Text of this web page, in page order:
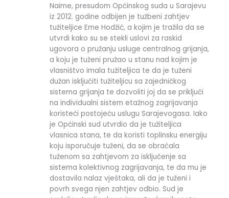
Naime, presudom Općinskog suda u Sarajevu
iz 2012. godine odbijen je tužbeni zahtjev
tužiteljice Eme Hodžić, a kojim je tražila da se
utvrdi kako su se stekli uslovi za raskid
ugovora o pružanju usluge centralnog grijanja,
a koju je tuženi pružao u stanu nad kojim je
vlasništvo imala tužiteljica te da je tuženi
dužan isključiti tužiteljicu sa zajedničkog
sistema grijanja te dozvoliti joj da se priključi
na individualni sistem etažnog zagrijavanja
koristeći postojeću uslugu Sarajevogasa. Iako
je Općinski sud utvrdio da je tužiteljica
vlasnica stana, te da koristi toplinsku energiju
koju isporučuje tuženi, da se obraćala
tuženom sa zahtjevom za isključenje sa
sistema kolektivnog zagrijavanja, te da mu je
dostavila nalaz vještaka, ali da je tuženi i
povrh svega njen zahtjev odbio. Sud je